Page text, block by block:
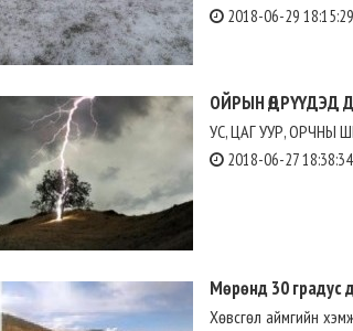
2018-06-29 18:15:29
ОЙРЫН ӨДРҮҮДЭД
УС, ЦАГ УУР, ОРЧНЫ
2018-06-27 18:38:34
Мөрөнд 30 градус
Хөвсгөл аймгийн